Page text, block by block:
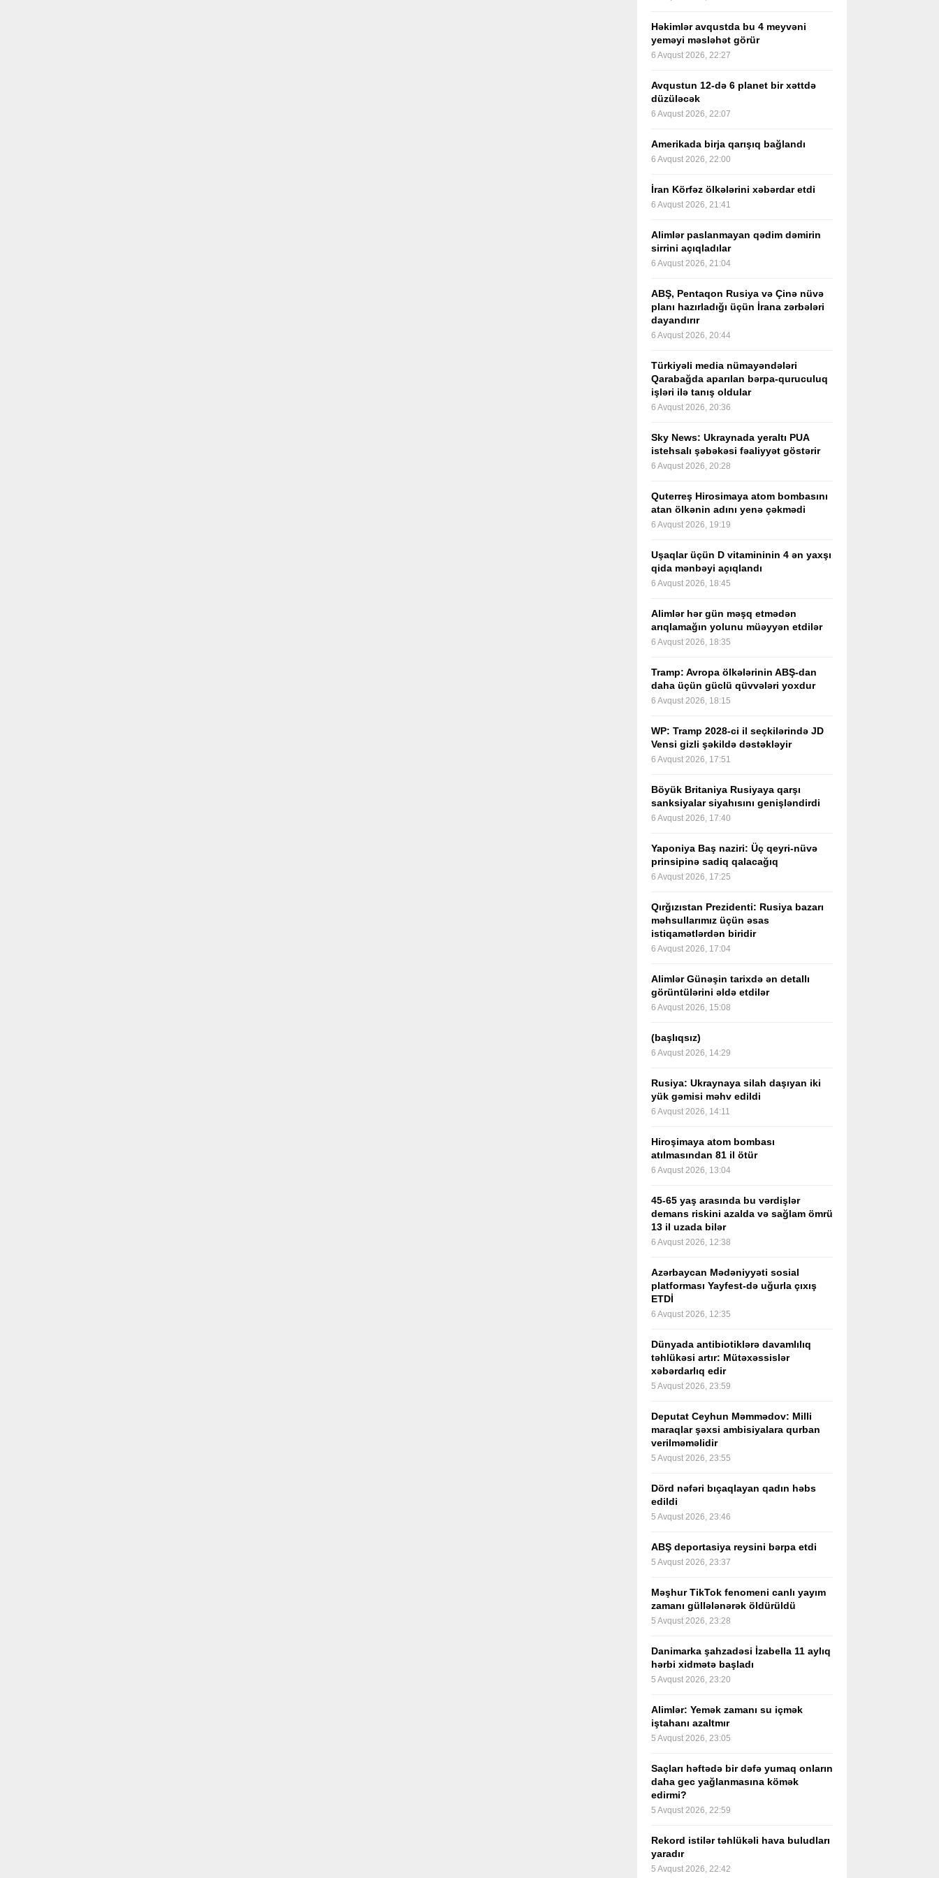
Həkimlər avqustda bu 4 meyvəni
yeməyi məsləhət görür
6 Avqust 2026, 22:27
Avqustun 12-də 6 planet bir xəttdə
düzüləcək
6 Avqust 2026, 22:07
Amerikada birja qarışıq bağlandı
6 Avqust 2026, 22:00
İran Körfəz ölkələrini xəbərdar etdi
6 Avqust 2026, 21:41
Alimlər paslanmayan qədim dəmirin
sirrini açıqladılar
6 Avqust 2026, 21:04
ABŞ, Pentaqon Rusiya və Çinə nüvə
planı hazırladığı üçün İrana zərbələri
dayandırır
6 Avqust 2026, 20:44
Türkiyəli media nümayəndələri
Qarabağda aparılan bərpa-quruculuq
işləri ilə tanış oldular
6 Avqust 2026, 20:36
Sky News: Ukraynada yeraltı PUA
istehsalı şəbəkəsi fəaliyyət göstərir
6 Avqust 2026, 20:28
Quterreş Hirosimaya atom bombasını
atan ölkənin adını yenə çəkmədi
6 Avqust 2026, 19:19
Uşaqlar üçün D vitamininin 4 ən yaxşı
qida mənbəyi açıqlandı
6 Avqust 2026, 18:45
Alimlər hər gün məşq etmədən
arıqlamağın yolunu müəyyən etdilər
6 Avqust 2026, 18:35
Tramp: Avropa ölkələrinin ABŞ-dan
daha üçün güclü qüvvələri yoxdur
6 Avqust 2026, 18:15
WP: Tramp 2028-ci il seçkilərində JD
Vensi gizli şəkildə dəstəkləyir
6 Avqust 2026, 17:51
Böyük Britaniya Rusiyaya qarşı
sanksiyalar siyahısını genişləndirdi
6 Avqust 2026, 17:40
Yaponiya Baş naziri: Üç qeyri-nüvə
prinsipinə sadiq qalacağıq
6 Avqust 2026, 17:25
Qırğızıstan Prezidenti: Rusiya bazarı
məhsullarımız üçün əsas
istiqamətlərdən biridir
6 Avqust 2026, 17:04
Alimlər Günəşin tarixdə ən detallı
görüntülərini əldə etdilər
6 Avqust 2026, 15:08
(başlıqsız)
6 Avqust 2026, 14:29
Rusiya: Ukraynaya silah daşıyan iki
yük gəmisi məhv edildi
6 Avqust 2026, 14:11
Hiroşimaya atom bombası
atılmasından 81 il ötür
6 Avqust 2026, 13:04
45-65 yaş arasında bu vərdişlər
demans riskini azalda və sağlam ömrü
13 il uzada bilər
6 Avqust 2026, 12:38
Azərbaycan Mədəniyyəti sosial
platforması Yayfest-də uğurla çıxış
ETDİ
6 Avqust 2026, 12:35
Dünyada antibiotiklərə davamlılıq
təhlükəsi artır: Mütəxəssislər
xəbərdarlıq edir
5 Avqust 2026, 23:59
Deputat Ceyhun Məmmədov: Milli
maraqlar şəxsi ambisiyalara qurban
verilməməlidir
5 Avqust 2026, 23:55
Dörd nəfəri bıçaqlayan qadın həbs
edildi
5 Avqust 2026, 23:46
ABŞ deportasiya reysini bərpa etdi
5 Avqust 2026, 23:37
Məşhur TikTok fenomeni canlı yayım
zamanı güllələnərək öldürüldü
5 Avqust 2026, 23:28
Danimarka şahzadəsi İzabella 11 aylıq
hərbi xidmətə başladı
5 Avqust 2026, 23:20
Alimlər: Yemək zamanı su içmək
iştahanı azaltmır
5 Avqust 2026, 23:05
Saçları həftədə bir dəfə yumaq onların
daha gec yağlanmasına kömək
edirmi?
5 Avqust 2026, 22:59
Rekord istilər təhlükəli hava buludları
yaradır
5 Avqust 2026, 22:42